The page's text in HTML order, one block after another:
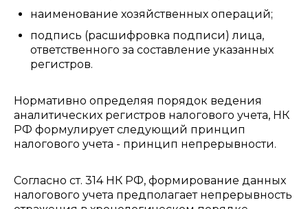
наименование хозяйственных операций;
подпись (расшифровка подписи) лица,
ответственного за составление указанных
регистров.
Нормативно определяя порядок ведения
аналитических регистров налогового учета, НК
РФ формулирует следующий принцип
налогового учета - принцип непрерывности.
Согласно ст. 314 НК РФ, формирование данных
налогового учета предполагает непрерывность